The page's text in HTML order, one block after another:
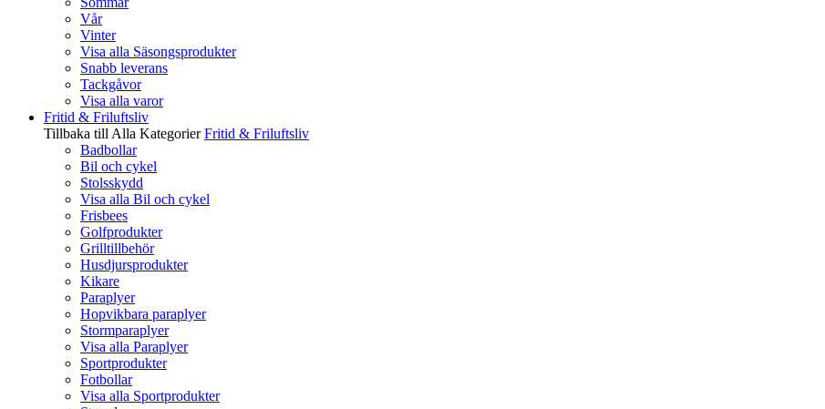
Vår
Vinter
Visa alla Säsongsprodukter
Snabb leverans
Tackgåvor
Visa alla varor
Fritid & Friluftsliv
Tillbaka till Alla Kategorier Fritid & Friluftsliv
Badbollar
Bil och cykel
Stolsskydd
Visa alla Bil och cykel
Frisbees
Golfprodukter
Grilltillbehör
Husdjursprodukter
Kikare
Paraplyer
Hopvikbara paraplyer
Stormparaplyer
Visa alla Paraplyer
Sportprodukter
Fotbollar
Visa alla Sportprodukter